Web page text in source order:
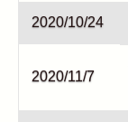
2020/10/24
2020/11/7